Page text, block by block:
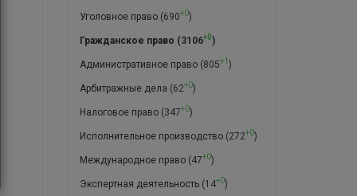
Уголовное право(690+0)
Гражданское право (3106+0)
Административное право(805+1 )
Арбитражные дела (62+0)
Налоговое право(347+0)
Исполнительное производство(272+0)
Международное право(47+0)
Экспертная деятельность(14+0)